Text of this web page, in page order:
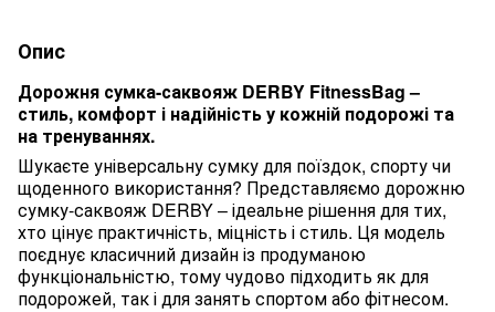
Опис
Дорожня сумка-саквояж DERBY FitnessBag –
стиль, комфорт і надійність у кожній подорожі та
на тренуваннях.
Шукаєте універсальну сумку для поїздок, спорту чи
щоденного використання? Представляємо дорожню
сумку-саквояж DERBY – ідеальне рішення для тих,
хто цінує практичність, міцність і стиль. Ця модель
поєднує класичний дизайн із продуманою
функціональністю, тому чудово підходить як для
подорожей, так і для занять спортом або фітнесом.